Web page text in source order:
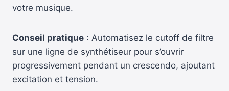
votre musique.
Conseil pratique : Automatisez le cutoff de filtre
sur une ligne de synthétiseur pour s’ouvrir
progressivement pendant un crescendo, ajoutant
excitation et tension.